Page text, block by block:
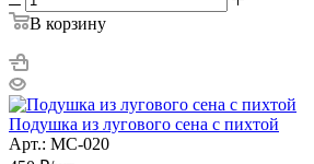
В корзину
Подушка из лугового сена с пихтой
Арт.: МС-020